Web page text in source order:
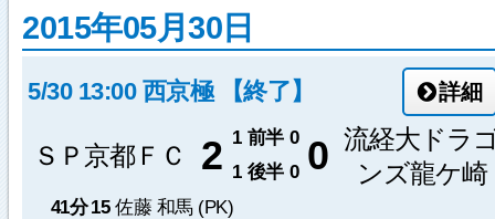
2015年05月30日
5/30 13:00 西京極 【終了】 詳細
ＳＰ京都ＦＣ 2 1 前半 0 0 流経大ドラ
ンズ龍ケ崎
1 後半 0
41分 15 佐藤 和馬 (PK)